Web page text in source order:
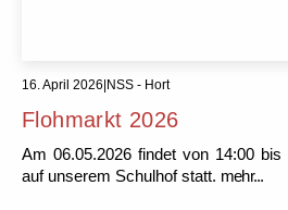
16. April 2026|NSS - Hort
Flohmarkt 2026
Am 06.05.2026 findet von 14:00
auf unserem Schulhof statt. mehr...